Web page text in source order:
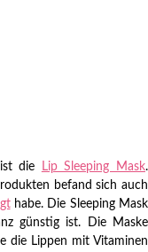
die Lip Sleeping Mask.
befand sich auch
habe. Die Sleeping Mask
günstig ist. Die Maske
die Lippen mit Vitaminen